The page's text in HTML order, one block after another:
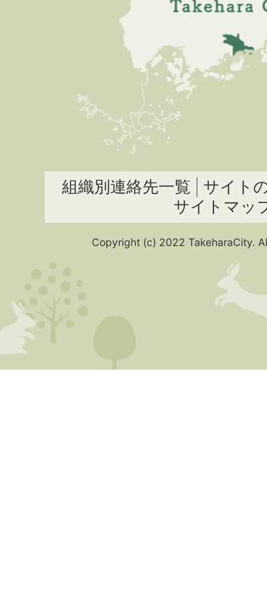
組織別連絡先一覧
サイト
サイトマッ
Copyright (c) 2022 TakeharaCity.